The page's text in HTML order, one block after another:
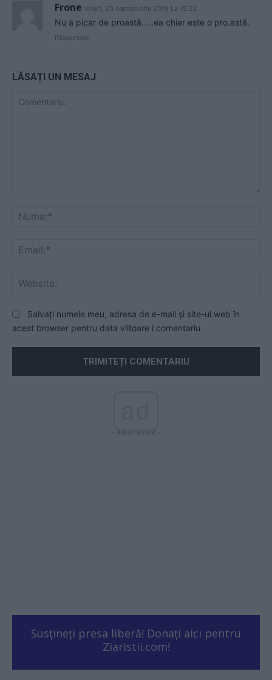
Frone vineri, 20 septembrie 2019 La 15.22
Nu a picar de proastă…..ea chiar este o pro.astă.
Răspundeți
LĂSAȚI UN MESAJ
Salvați numele meu, adresa de e-mail și site-ul web în
acest browser pentru data viitoare i comentariu.
- Advertisment -
Susțineți presa liberă! Donați aici pentru
Ziaristii.com!